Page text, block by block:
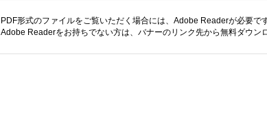
PDF形式のファイルをご覧いただく場合には、Adobe Readerが必要です
Adobe Readerをお持ちでない方は、バナーのリンク先から無料ダウン